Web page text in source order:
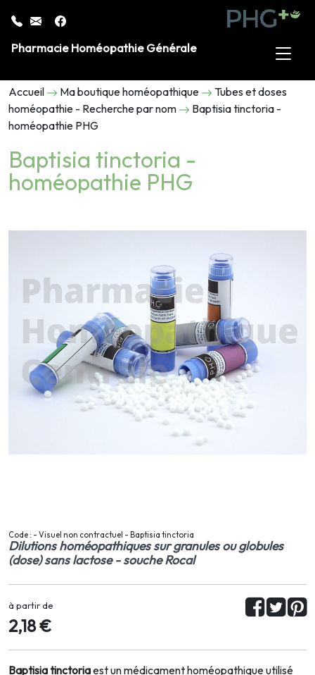
Pharmacie Homéopathie Générale
Accueil Ma boutique homéopathique
Tubes et doses
homéopathie - Recherche par nom
Baptisia tinctoria -
homéopathie PHG
Baptisia tinctoria -
homéopathie PHG
Code : - Visuel non contractuel - Baptisia tinctoria
Dilutions homéopathiques sur granules ou globules
(dose) sans lactose - souche Rocal
à partir de
2,18 €
Baptisia tinctoriaest un médicament homéopathique utilisé